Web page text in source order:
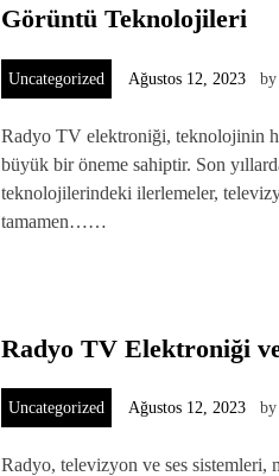
Görüntü Teknolojileri
Uncategorized Ağustos 12, 2023 by
Radyo TV elektroniği, teknolojinin
büyük bir öneme sahiptir. Son
teknolojilerindeki ilerlemeler,
tamamen……
Radyo TV Elektroniği
Uncategorized Ağustos 12, 2023 by
Radyo, televizyon ve ses sistemleri,